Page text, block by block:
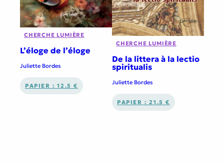
CHERCHE LUMIÈRE
L’éloge de l’éloge
Juliette Bordes
PAPIER : 12.5 €
CHERCHE LUMIÈRE
De la littera à la lectio
spiritualis
Juliette Bordes
PAPIER : 21.5 €